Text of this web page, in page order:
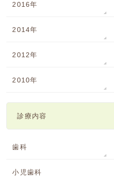
2016年
2014年
2012年
2010年
診療内容
歯科
小児歯科